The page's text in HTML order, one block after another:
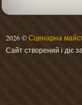
2026 ©Сценарна
Сайт створений і діє